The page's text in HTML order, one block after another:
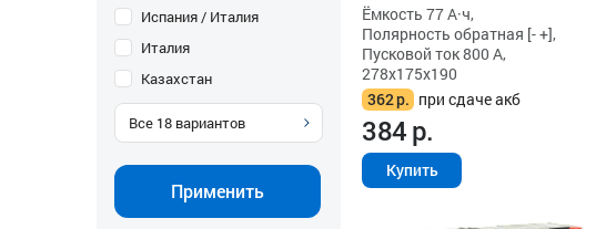
Испания / Италия
Италия
Казахстан
Все 18 вариантов
Применить
Ёмкость 77 А·ч,
Полярность обратная [- +],
Пусковой ток 800 А,
278x175x190
362р. при сдаче акб
384р.
Купить